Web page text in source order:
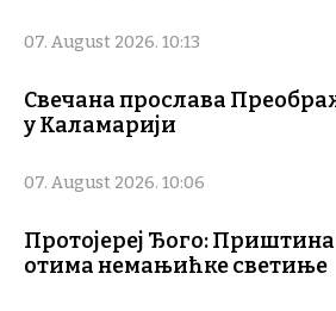
07. August 2026. 10:13
Свечана прослава
у Каламарији
07. August 2026. 10:06
Протојереј Ђого:
отима немањићке светиње